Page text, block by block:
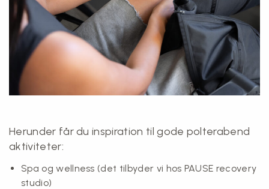
Herunder får du inspiration til gode polterabend
aktiviteter:
Spa og wellness (det tilbyder vi hos PAUSE recovery
studio)